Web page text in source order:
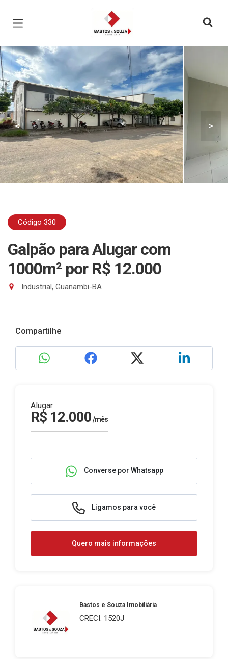
Página inicial
< >
Código 330
Galpão para Alugar com
1000m² por R$ 12.000
Industrial, Guanambi-BA
Compartilhe
Alugar
R$ 12.000/mês
Converse por Whatsapp
Ligamos para você
Quero mais informações
Bastos e Souza Imobiliária
CRECI: 1520J